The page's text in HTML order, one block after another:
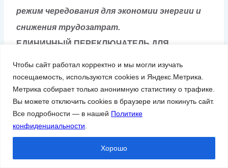
Чтобы сайт работал корректно и мы могли изучать
посещаемость, используются cookies и Яндекс.Метрика.
Метрика собирает только анонимную статистику о трафике.
Вы можете отключить cookies в браузере или покинуть сайт.
Все подробности — в нашей Политике
конфиденциальности
Хорошо
режим чередования для экономии энергии и
снижения трудозатрат.
ЕДИНИЧНЫЙ ПЕРЕКЛЮЧАТЕЛЬ ДЛЯ
На панели управления можно легко изменять
параметры давления для экономии энергии и
УНИКАЛЬНАЯ ТЕХНОЛОГИЯ GMP: ПРЯМОЙ
Обеспечивают быстрый отклик и гарантируют